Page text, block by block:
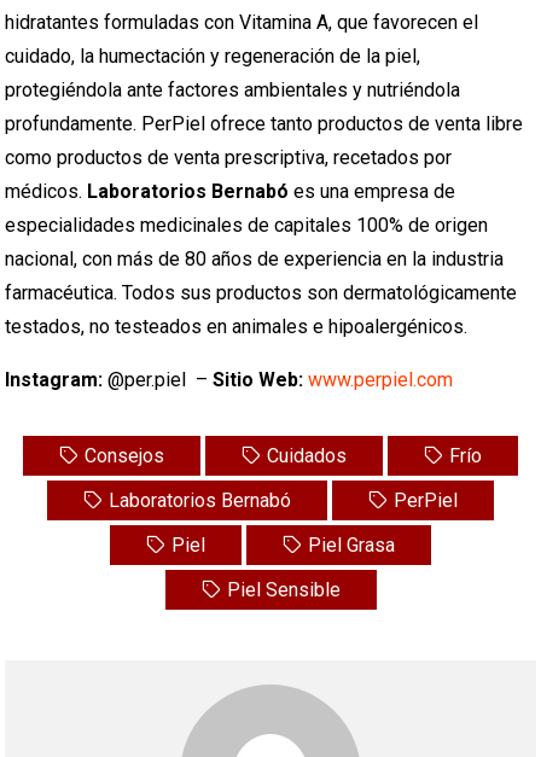
hidratantes formuladas con Vitamina A, que favorecen el
cuidado, la humectación y regeneración de la piel,
protegiéndola ante factores ambientales y nutriéndola
profundamente. PerPiel ofrece tanto productos de venta libre
como productos de venta prescriptiva, recetados por
médicos. Laboratorios Bernabó es una empresa de
especialidades medicinales de capitales 100% de origen
nacional, con más de 80 años de experiencia en la industria
farmacéutica. Todos sus productos son dermatológicamente
testados, no testeados en animales e hipoalergénicos.
Instagram: @per.piel –Sitio Web: www.perpiel.com
Consejos Cuidados
Frío
Laboratorios Bernabó
PerPiel
Piel
Piel Grasa
Piel Sensible